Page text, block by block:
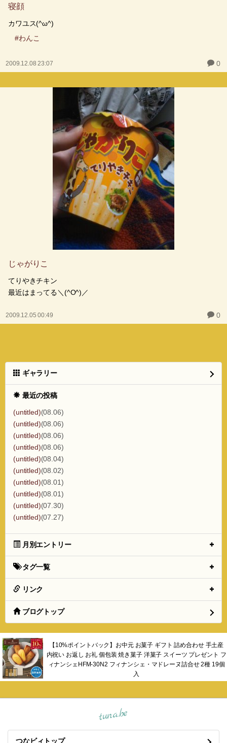
寝顔
カワユス(^ω^)
#わんこ
2009.12.08 23:07 0
じゃがりこ
てりやきチキン
最近はまってる＼(^O^)／
2009.12.05 00:49 0
ギャラリー
最近の投稿
(untitled)(08.06)
(untitled)(08.06)
(untitled)(08.06)
(untitled)(08.06)
(untitled)(08.04)
(untitled)(08.02)
(untitled)(08.01)
(untitled)(08.01)
(untitled)(07.30)
(untitled)(07.27)
月別エントリー
タグ一覧
リンク
ブログトップ
【10%ポイントバック】お中元 お菓子 ギフト 詰め合わせ 手土産
内祝い お返し お礼 個包装 焼き菓子 洋菓子 スイーツ プレゼント フ
ィナンシェHFM-30N2 フィナンシェ・マドレーヌ詰合せ 2種 19個
入
tuna.be
つなビィトップ